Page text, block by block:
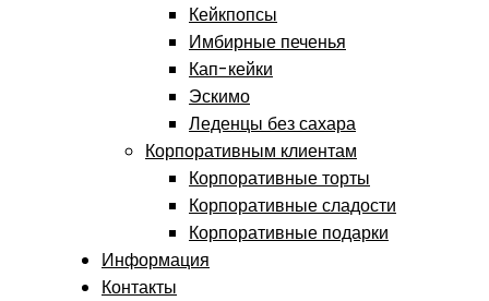
Кейкпопсы
Имбирные печенья
Кап-кейки
Эскимо
Леденцы без сахара
Корпоративным клиентам
Корпоративные торты
Корпоративные сладости
Корпоративные подарки
Информация
Контакты